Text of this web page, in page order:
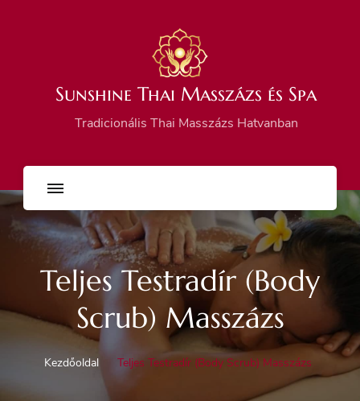
Sunshine Thai Masszázs és Spa
Tradicionális Thai Masszázs Hatvanban
Teljes Testradír (Body
Scrub) Masszázs
Kezdőoldal Teljes Testradír (Body Scrub) Masszázs